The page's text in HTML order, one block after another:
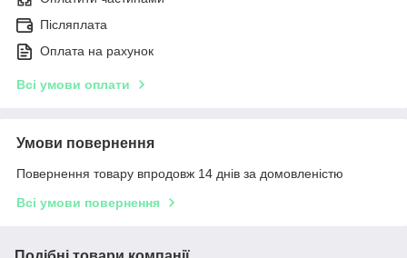
Післяплата
Оплата на рахунок
Всі умови оплати
Умови повернення
Повернення товару впродовж 14 днів за домовленістю
Всі умови повернення